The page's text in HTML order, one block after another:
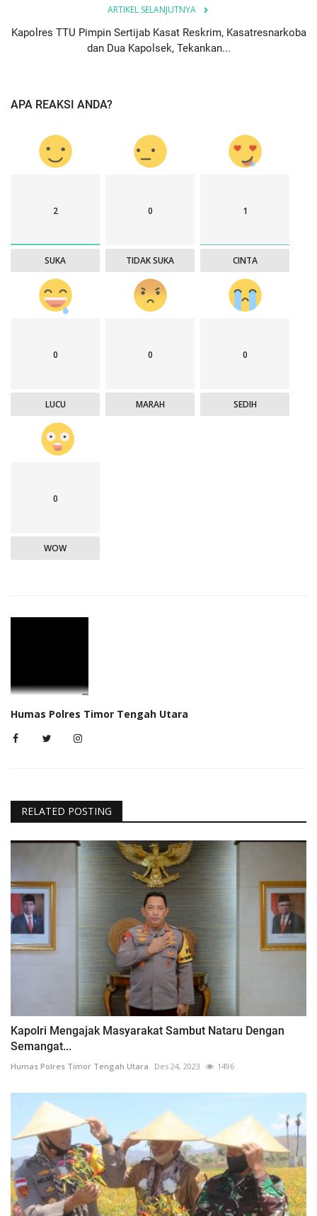
ARTIKEL SELANJUTNYA
Kapolres TTU Pimpin Sertijab Kasat Reskrim, Kasatresnarkoba
dan Dua Kapolsek, Tekankan...
APA REAKSI ANDA?
2
SUKA
0
TIDAK SUKA
1
CINTA
0
LUCU
0
MARAH
0
SEDIH
0
WOW
Humas Polres Timor Tengah Utara
RELATED POSTING
Kapolri Mengajak Masyarakat Sambut Nataru Dengan
Semangat...
Humas Polres Timor Tengah Utara Des 24, 2023 1496